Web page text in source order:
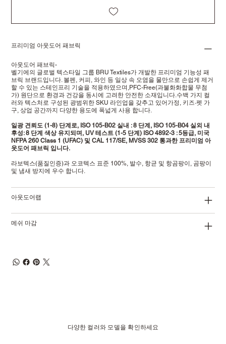
프리미엄 아웃도어 패브릭
아웃도어 패브릭-
벨기에의 글로벌 텍스타일 그룹 BRU Textiles가 개발한 프리미엄 기능성 패
브릭 브랜드입니다. 볼펜, 커피, 와인 등 일상 속 오염을 물만으로 손쉽게 제거
할 수 있는 스테인프리 기술을 적용하였으며,PFC-Free(과불화화합물 무첨
가) 원단으로 환경과 건강을 동시에 고려한 안전한 소재입니다.수백 가지 컬
러와 텍스처로 구성된 광범위한 SKU 라인업을 갖추고 있어가정, 키즈·펫 가
구, 상업 공간까지 다양한 용도에 폭넓게 사용 합니다.
일광 견뢰도 (1-8) 단계로, ISO 105-B02 실내 : 8 단계, ISO 105-B04 실외 내
후성: 8 단계 색상 유지되며, UV 테스트 (1-5 단계) ISO 4892-3 : 5등급, 미국
NFPA 260 Class 1 (UFAC) 및 CAL 117/SE, MVSS 302 통과한 프리미엄 아
웃도어 패브릭 입니다.
라보텍스(품질인증)과 오코텍스 표준 100%, 발수, 항균 및 항곰팡이, 곰팡이
및 냄새 방지에 우수 합니다.
아웃도어랩
메쉬 마감
다양한 컬러와 모델을 확인하세요